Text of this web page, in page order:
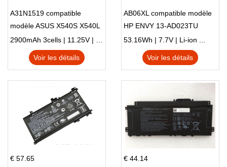
A31N1519 compatible
modèle ASUS X540S X540L
X540LA-SI302 X540SA
X540S
2900mAh 3cells | 11.25V | Li-ion ...
Voir les détails
AB06XL compatible modèle
HP ENVY 13-AD023TU
HSTNN-DB8C 921438-855
TPN-I128
53.16Wh | 7.7V | Li-ion ...
Voir les détails
€ 57.65
€ 44.14